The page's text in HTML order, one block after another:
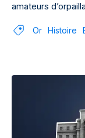
amateurs
Or Histoire